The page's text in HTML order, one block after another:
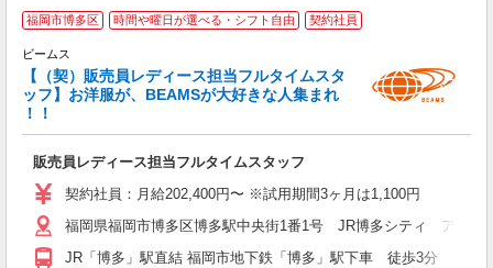
福岡市博多区 時間や曜日が選べる・シフト自由 契約社員
ビームス
【（契）販売員レディース担当フルタイムスタ
ッフ】お洋服が、BEAMSが大好きな人集まれ
！！
販売員レディース担当フルタイムスタッフ
契約社員：月給202,400円〜 ※試用期間3ヶ月は1,100円
福岡県福岡市博多区博多駅中央街1番1号 JR博多シティ アミュ
JR「博多」駅直結 福岡市地下鉄「博多」駅下車 徒歩3分